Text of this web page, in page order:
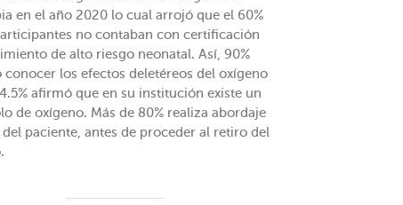
en el año 2020 lo cual arrojó que el 60%
no contaban con certificación
de alto riesgo neonatal. Así, 90%
conocer los efectos deletéreos del oxígeno
afirmó que en su institución existe un
de oxígeno. Más de 80% realiza abordaje
paciente, antes de proceder al retiro del